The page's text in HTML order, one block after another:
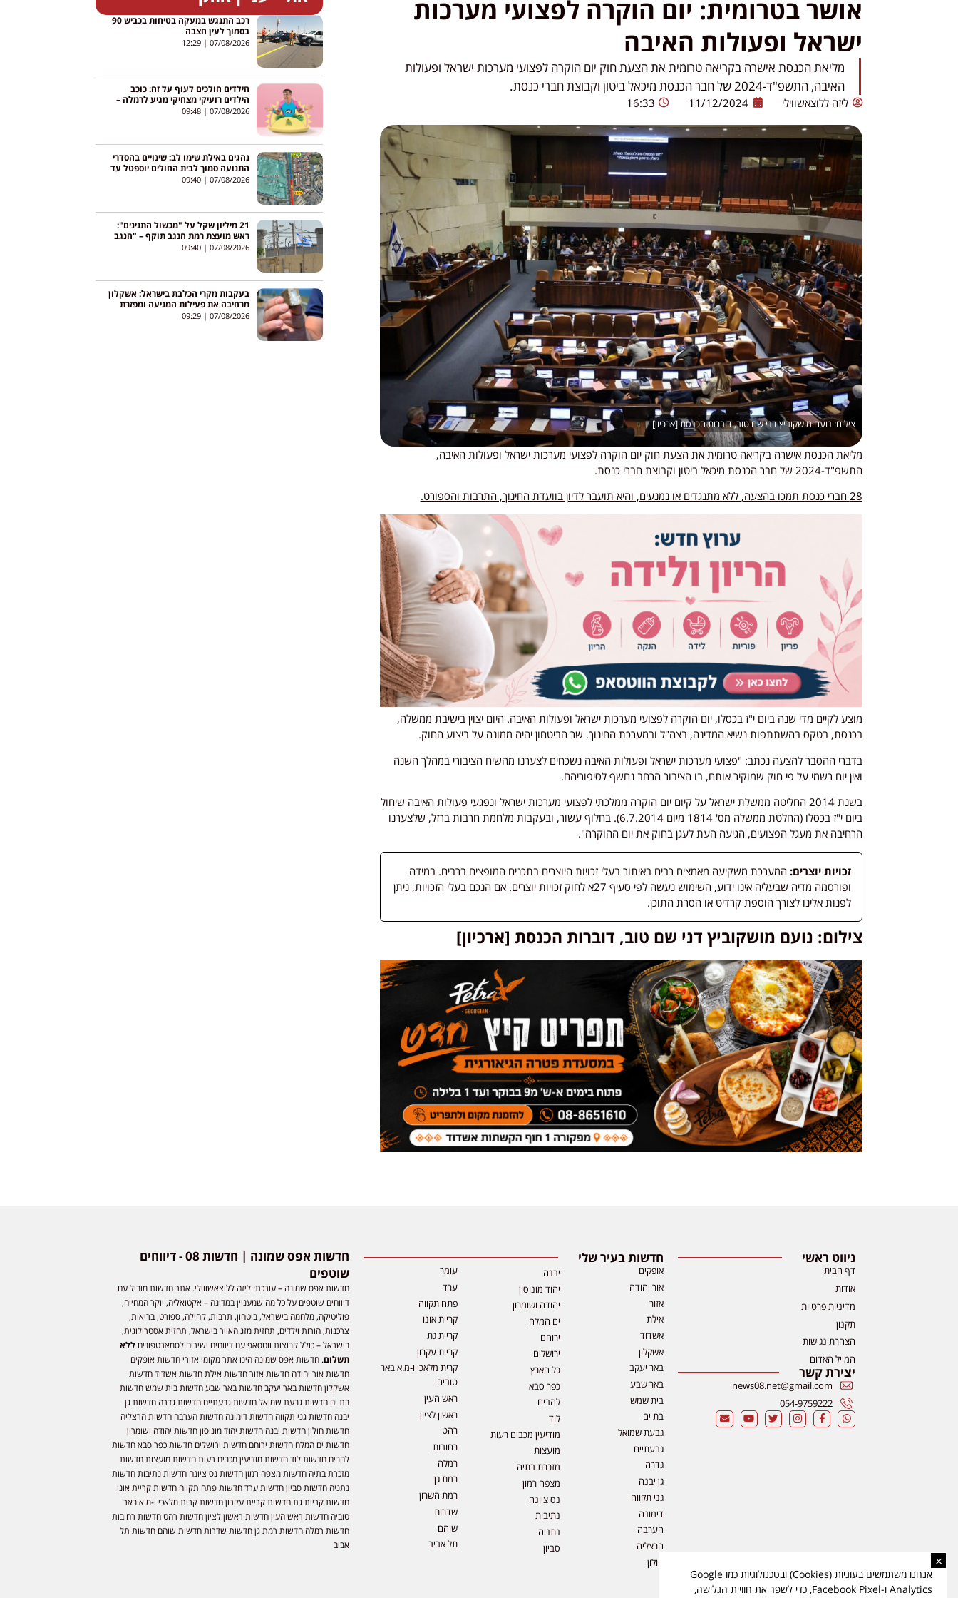
אושר בטרומית: יום הוקרה לפצועי מערכות
ישראל ופעולות האיבה
מליאת הכנסת אישרה בקריאה טרומית את הצעת חוק יום הוקרה לפצועי מערכות ישראל ופעולות
האיבה, התשפ"ד-2024 של חבר הכנסת מיכאל ביטון וקבוצת חברי כנסת.
ליזה ללוצאשווילי 11/12/2024
16:33
נועם מושקוביץ דני שם טוב, דוברות הכנסת [ארכיון]
מליאת הכנסת אישרה בקריאה טרומית את הצעת חוק יום הוקרה לפצועי מערכות ישראל ופעולות האיבה,
התשפ"ד-2024 של חבר הכנסת מיכאל ביטון וקבוצת חברי כנסת.
28 חברי כנסת תמכו בהצעה, ללא מתנגדים או נמנעים, והיא תועבר לדיון בוועדת החינוך, התרבות והספורט.
מוצע לקיים מדי שנה ביום י"ז בכסלו, יום הוקרה לפצועי מערכות ישראל ופעולות האיבה. היום יצוין בישיבת ממשלה,
בכנסת, בטקס בהשתתפות נשיא המדינה, בצה"ל ובמערכת החינוך. שר הביטחון יהיה ממונה על ביצוע החוק.
בדברי ההסבר להצעה נכתב: "פצועי מערכות ישראל ופעולות האיבה נשכחים לצערנו מהשיח הציבורי במהלך השנה
ואין יום רשמי על פי חוק שמוקיר אותם, בו הציבור הרחב נחשף לסיפוריהם.
בשנת 2014 החליטה ממשלת ישראל על קיום יום הוקרה ממלכתי לפצועי מערכות ישראל ונפגעי פעולות האיבה שיחול
ביום י"ז בכסלו (החלטת ממשלה מס' 1814 מיום 6.7.2014). בחלוף עשור, ובעקבות מלחמת חרבות ברזל, שלצערנו
הרחיבה את מעגל הפצועים, הגיעה העת לעגן בחוק את יום ההוקרה".
זכויות יוצרים: המערכת משקיעה מאמצים רבים באיתור בעלי זכויות היוצרים בתכנים המופצים ברבים. במידה
ופורסמה מדיה שבעליה אינו ידוע, השימוש נעשה לפי סעיף 27א לחוק זכויות יוצרים. אם הנכם בעלי הזכויות, ניתן
לפנות אלינו לצורך הוספת קרדיט או הסרת התוכן.
צילום: נועם מושקוביץ דני שם טוב, דוברות הכנסת [ארכיון]
רכב התנגש במעקה בטיחות בכביש 90
בסמוך לעין חצבה
07/08/2026
12:29
הילדים הולכים לעוף על זה: כוכב
הילדים רועיקי מצחיקי מגיע לרמלה –
והכניסה חופשית
07/08/2026
09:48
נהגים באילת שימו לב: שינויים בהסדרי
התנועה סמוך לבית החולים יוספטל עד
סוף אוגוסט
07/08/2026
09:40
21 מיליון שקל על "מכשול התנינים":
ראש מועצת רמת הנגב תוקף – "הנגב
לא צריך עוד הצגת יח"צ"
07/08/2026
09:40
בעקבות מקרי הכלבת בישראל: אשקלון
מרחיבה את פעילות המניעה ומפזרת
חיסונים בשטחים הפתוחים
07/08/2026
09:29
ניווט ראשי
דף הבית
אודות
מדיניות פרטיות
תקנון
הצהרת נגישות
המייל האדום
יצירת קשר
news08.net@gmail.com
054-9759222
חדשות בעיר שלי
אופקים
אור יהודה
אזור
אילת
אשדוד
אשקלון
באר יעקב
באר שבע
בית שמש
בת ים
גבעת שמואל
גבעתיים
גדרה
גן יבנה
גני תקווה
דימונה
הערבה
הרצליה
חולון
יבנה
יהוד מונוסון
יהודה ושומרון
ים המלח
ירוחם
ירושלים
כל הארץ
כפר סבא
להבים
לוד
מודיעין מכבים רעות
מועצות
מזכרת בתיה
מצפה רמון
נס ציונה
נתיבות
נתניה
סביון
עומר
ערד
פתח תקווה
קריית אונו
קריית גת
קריית עקרון
קרית מלאכי ו-מ.א באר
טוביה
ראש העין
ראשון לציון
רהט
רחובות
רמלה
רמת גן
רמת השרון
שדרות
שוהם
תל אביב
חדשות אפס שמונה | חדשות 08 - דיווחים
שוטפים
חדשות אפס שמונה – עורכת: ליזה ללוצאשווילי. אתר חדשות מוביל עם
דיווחים שוטפים על כל מה שמעניין במדינה – אקטואליה, יוקר המחייה,
פוליטיקה, מלחמה בישראל, ביטחון, תרבות, קהילה, ספורט, בריאות,
צרכנות, הורות וילדים, תחזית מזג האויר בישראל, תחזית אסטרולוגית,
בישראל – כולל קבוצות ווטסאפ עם דיווחים ישירים לסמארטפוניםללא
תשלום. חדשות אפס שמונה הינו אתר מקומי אזורי חדשות אופקים
חדשות אור יהודה חדשות אזור חדשות אילת חדשות אשדוד חדשות
אשקלון חדשות באר יעקב חדשות באר שבע חדשות בית שמש חדשות
בת ים חדשות גבעת שמואל חדשות גבעתיים חדשות גדרה חדשות גן
יבנה חדשות גני תקווה חדשות דימונה חדשות הערבה חדשות הרצליה
חדשות חולון חדשות יבנה חדשות יהוד מונוסון חדשות יהודה ושומרון
חדשות ים המלח חדשות ירוחם חדשות ירושלים חדשות כפר סבא חדשות
להבים חדשות לוד חדשות מודיעין מכבים רעות חדשות מועצות חדשות
מזכרת בתיה חדשות מצפה רמון חדשות נס ציונה חדשות נתיבות חדשות
נתניה חדשות סביון חדשות ערד חדשות פתח תקווה חדשות קריית אונו
חדשות קריית גת חדשות קריית עקרון חדשות קרית מלאכי ו-מ.א באר
טוביה חדשות ראש העין חדשות ראשון לציון חדשות רהט חדשות רחובות
חדשות רמלה חדשות רמת גן חדשות שדרות חדשות שוהם חדשות תל
אביב
×
אנחנו משתמשים בעוגיות (Cookies) ובטכנולוגיות כמו Google
Analytics ו-Facebook Pixel, כדי לשפר את חוויית הגלישה,